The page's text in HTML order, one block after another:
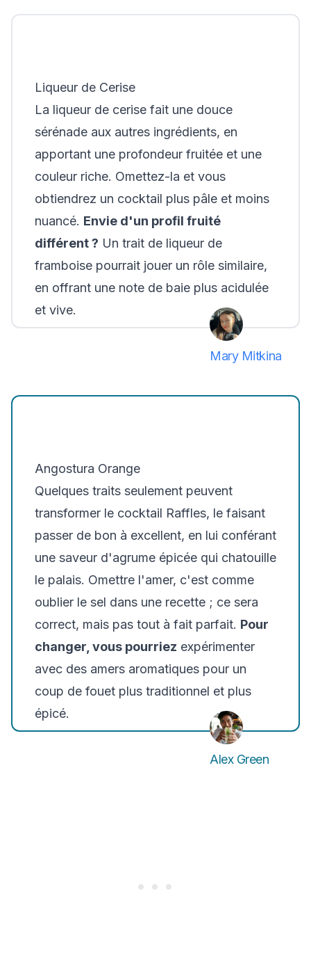
Liqueur de Cerise
La liqueur de cerise fait une douce
sérénade aux autres ingrédients, en
apportant une profondeur fruitée et une
couleur riche. Omettez-la et vous
obtiendrez un cocktail plus pâle et moins
nuancé. Envie d'un profil fruité
différent ? Un trait de liqueur de
framboise pourrait jouer un rôle similaire,
en offrant une note de baie plus acidulée
et vive.
Mary Mitkina
Angostura Orange
Quelques traits seulement peuvent
transformer le cocktail Raffles, le faisant
passer de bon à excellent, en lui conférant
une saveur d'agrume épicée qui chatouille
le palais. Omettre l'amer, c'est comme
oublier le sel dans une recette ; ce sera
correct, mais pas tout à fait parfait. Pour
changer, vous pourriez expérimenter
avec des amers aromatiques pour un
coup de fouet plus traditionnel et plus
épicé.
Alex Green